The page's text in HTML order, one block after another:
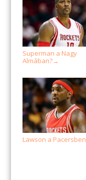
Superman a Nagy
Almában?→
Lawson a Pacersben